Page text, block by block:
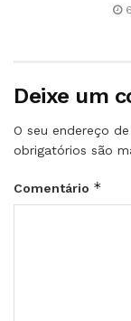
6
Deixe um
O seu endereço
obrigatórios são
Comentário *